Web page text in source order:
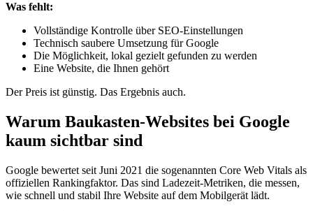
Was fehlt:
Vollständige Kontrolle über SEO-Einstellungen
Technisch saubere Umsetzung für Google
Die Möglichkeit, lokal gezielt gefunden zu werden
Eine Website, die Ihnen gehört
Der Preis ist günstig. Das Ergebnis auch.
Warum Baukasten-Websites bei Google
kaum sichtbar sind
Google bewertet seit Juni 2021 die sogenannten Core Web Vitals als
offiziellen Rankingfaktor. Das sind Ladezeit-Metriken, die messen,
wie schnell und stabil Ihre Website auf dem Mobilgerät lädt.